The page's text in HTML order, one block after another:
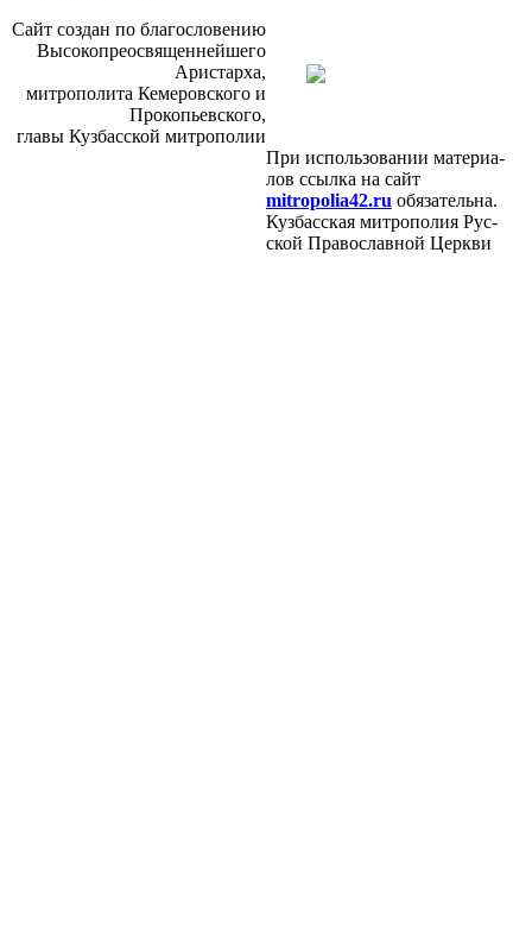
Сайт со­здан по бла­го­сло­ве­нию
Вы­со­ко­прео­свя­щен­ней­ше­го
Ари­стар­ха,
мит­ро­по­ли­та Ке­ме­ров­ско­го и
Про­ко­пьев­ско­го,
гла­вы Куз­бас­ской мит­ро­по­лии
При ис­поль­зо­ва­нии ма­те­ри­а­
лов ссыл­ка на сайт
mitropolia42.ru обя­за­тель­на.
Куз­бас­ская мит­ро­по­лия Рус­
ской Пра­во­слав­ной Церк­ви